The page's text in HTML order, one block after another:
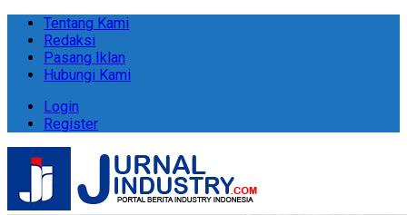
Tentang Kami
Redaksi
Pasang Iklan
Hubungi Kami
Login
Register